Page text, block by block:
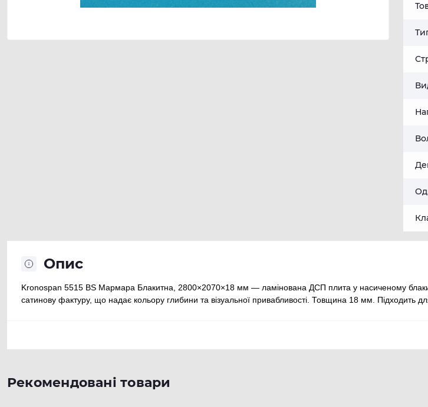
Опис
Kronospan 5515 BS Мармара Блакитна, 2800×2070×18 мм — ламінована ДСП плита у насиченому
сатинову фактуру, що надає кольору глибини та візуальної привабливості. Товщина 18 мм. Підходить
Рекомендовані товари